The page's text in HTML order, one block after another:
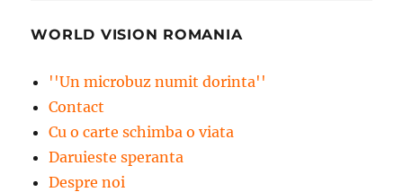
WORLD VISION ROMANIA
''Un microbuz numit dorinta''
Contact
Cu o carte schimba o viata
Daruieste speranta
Despre noi